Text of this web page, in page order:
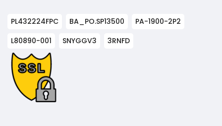
PL432224FPC BA_PO.SP13500
PA-1900-2P2
L80890-001
SNYGGV3 3RNFD